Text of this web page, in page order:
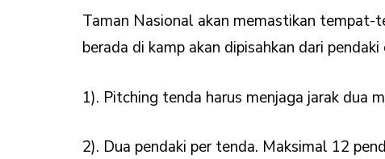
Taman Nasional akan memastikan tempat-
berada di kamp akan dipisahkan dari
1). Pitching tenda harus menjaga jarak dua
2). Dua pendaki per tenda. Maksimal 12